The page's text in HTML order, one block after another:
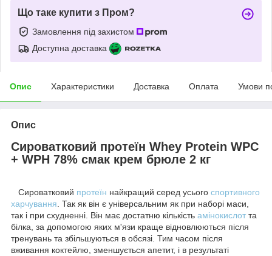
Що таке купити з Пром?
Замовлення під захистом
Доступна доставка
Опис Характеристики Доставка Оплата Умови
Опис
Сироватковий протеїн Whey Protein WPC
+ WPH 78% смак крем брюле 2 кг
Сироватковий протеїн найкращий серед усього спортивного
харчування. Так як він є універсальним як при наборі маси,
так і при схудненні. Він має достатню кількість амінокислот та
білка, за допомогою яких м'язи краще відновлюються після
тренувань та збільшуються в обсязі. Тим часом після
вживання коктейлю, зменшується апетит, і в результаті